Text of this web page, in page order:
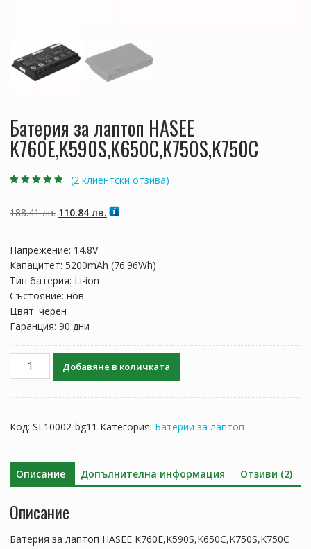
Батерия за лаптоп HASEE
K760E,K590S,K650C,K750S,K750C
базирано на
потребителски
(2 клиентски отзива)
188.41лв. Original
188.41 лв..
110.84 лв.Текущата
Напрежение: 14.8V
Капацитет: 5200mAh (76.96Wh)
Тип батерия: Li-ion
Състояние: нов
Цвят: черен
Гаранция: 90 дни
количество
лаптоп
HASEE
Добавяне в количката
Код: SL10002-bg11 Категория: Батерии за лаптоп
Описание Допълнителна информация Отзиви (2)
Описание
Батерия за лаптоп HASEE K760E,K590S,K650C,K750S,K750C